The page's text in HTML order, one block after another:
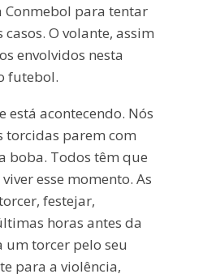
Conmebol para tentar
O volante, assim
envolvidos nesta
futebol.
acontecendo. Nós
torcidas parem com
boba. Todos têm que
esse momento. As
festejar,
horas antes da
um torcer pelo seu
para a violência,